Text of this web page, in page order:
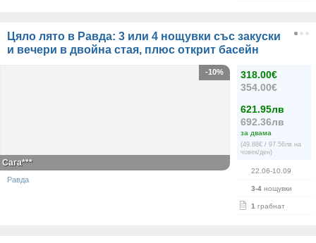
Цяло лято в Равда: 3 или 4 нощувки със закуски
и вечери в двойна стая, плюс открит басейн
318.00€
354.00€
621.95лв
692.36лв
за двама
(49.88€ / 97.56лв на
човек/ден)
22.06-10.09
3-4 нощувки
1 грабнат
-10%
Сага***
Равда